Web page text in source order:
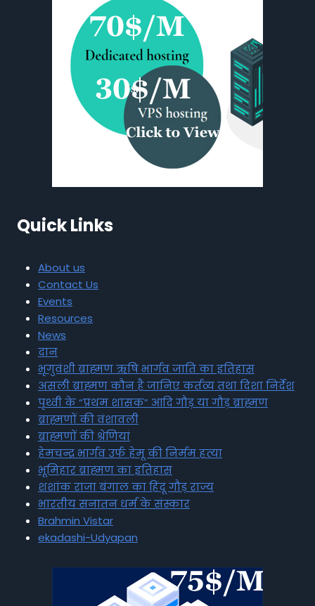
Quick Links
About us
Contact Us
Events
Resources
News
दान
भृगुवंशी ब्राह्मण ऋषि भार्गव जाति का इतिहास
असली ब्राह्मण कौन है जानिए कर्तव्य तथा दिशा निर्देश
पृथ्वी के “प्रथम शासक” आदि गौड़ या गौड़ ब्राह्मण
ब्राह्मणों की वंशावली
ब्राह्मणों की श्रेणियां
हेमचन्द्र भार्गव उर्फ हेमू की निर्मम हत्या
भूमिहार ब्राह्मण का इतिहास
शशांक राजा बंगाल का हिंदू गौड़ राज्य
भारतीय सनातन धर्म के संस्कार
Brahmin Vistar
ekadashi-Udyapan